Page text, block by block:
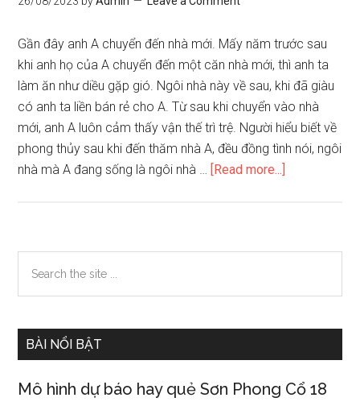
Gần đây anh A chuyển đến nhà mới. Mấy năm trước sau
khi anh họ của A chuyển đến một căn nhà mới, thì anh ta
làm ăn như diều gặp gió. Ngôi nhà này về sau, khi đã giàu
có anh ta liền bán rẻ cho A. Từ sau khi chuyển vào nhà
mới, anh A luôn cảm thấy vận thế trì trệ. Người hiểu biết về
phong thủy sau khi đến thăm nhà A, đều đồng tình nói, ngôi
nhà mà A đang sống là ngôi nhà … [Read more...]
lắp
thang
cửa
chính
Primary
Sidebar
the
BÀI NỔI BẬT
Mô hình dự báo hay quẻ Sơn Phong Cổ 18